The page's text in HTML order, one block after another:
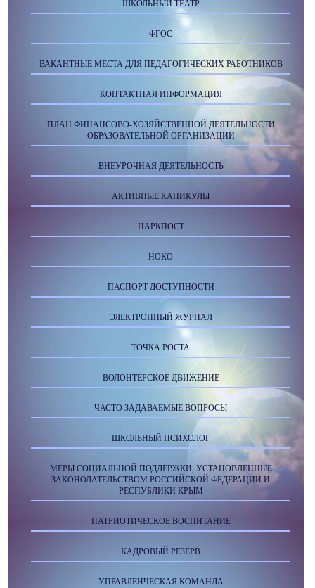
ШКОЛЬНЫЙ ТЕАТР
ФГОС
ВАКАНТНЫЕ МЕСТА ДЛЯ ПЕДАГОГИЧЕСКИХ РАБОТНИКОВ
КОНТАКТНАЯ ИНФОРМАЦИЯ
ПЛАН ФИНАНСОВО-ХОЗЯЙСТВЕННОЙ ДЕЯТЕЛЬНОСТИ
ОБРАЗОВАТЕЛЬНОЙ ОРГАНИЗАЦИИ
ВНЕУРОЧНАЯ ДЕЯТЕЛЬНОСТЬ
АКТИВНЫЕ КАНИКУЛЫ
НАРКПОСТ
НОКО
ПАСПОРТ ДОСТУПНОСТИ
ЭЛЕКТРОННЫЙ ЖУРНАЛ
ТОЧКА РОСТА
ВОЛОНТЁРСКОЕ ДВИЖЕНИЕ
ЧАСТО ЗАДАВАЕМЫЕ ВОПРОСЫ
ШКОЛЬНЫЙ ПСИХОЛОГ
МЕРЫ СОЦИАЛЬНОЙ ПОДДЕРЖКИ, УСТАНОВЛЕННЫЕ
ЗАКОНОДАТЕЛЬСТВОМ РОССИЙСКОЙ ФЕДЕРАЦИИ И
РЕСПУБЛИКИ КРЫМ
ПАТРИОТИЧЕСКОЕ ВОСПИТАНИЕ
КАДРОВЫЙ РЕЗЕРВ
УПРАВЛЕНЧЕСКАЯ КОМАНДА